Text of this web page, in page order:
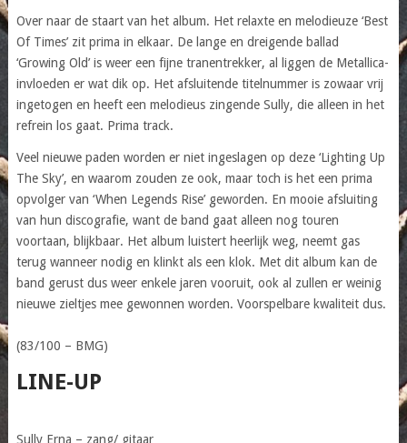
Over naar de staart van het album. Het relaxte en melodieuze ‘Best
Of Times’ zit prima in elkaar. De lange en dreigende ballad
‘Growing Old’ is weer een fijne tranentrekker, al liggen de Metallica-
invloeden er wat dik op. Het afsluitende titelnummer is zowaar vrij
ingetogen en heeft een melodieus zingende Sully, die alleen in het
refrein los gaat. Prima track.
Veel nieuwe paden worden er niet ingeslagen op deze ‘Lighting Up
The Sky’, en waarom zouden ze ook, maar toch is het een prima
opvolger van ‘When Legends Rise’ geworden. En mooie afsluiting
van hun discografie, want de band gaat alleen nog touren
voortaan, blijkbaar. Het album luistert heerlijk weg, neemt gas
terug wanneer nodig en klinkt als een klok. Met dit album kan de
band gerust dus weer enkele jaren vooruit, ook al zullen er weinig
nieuwe zieltjes mee gewonnen worden. Voorspelbare kwaliteit dus.
(83/100 – BMG)
LINE-UP
Sully Erna – zang/ gitaar